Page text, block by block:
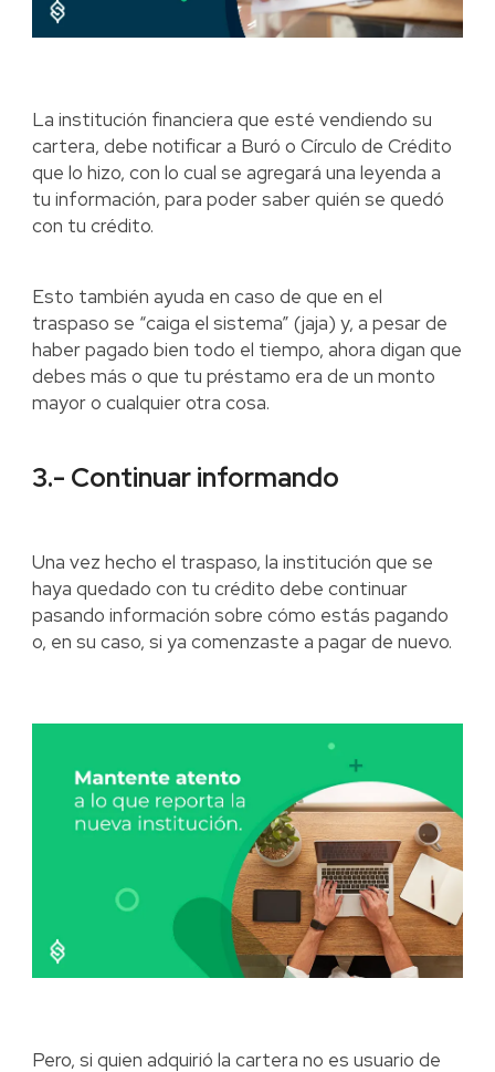
La institución financiera que esté vendiendo su
cartera, debe notificar a Buró o Círculo de Crédito
que lo hizo, con lo cual se agregará una leyenda a
tu información, para poder saber quién se quedó
con tu crédito.
Esto también ayuda en caso de que en el
traspaso se “caiga el sistema” (jaja) y, a pesar de
haber pagado bien todo el tiempo, ahora digan que
debes más o que tu préstamo era de un monto
mayor o cualquier otra cosa.
3.- Continuar informando
Una vez hecho el traspaso, la institución que se
haya quedado con tu crédito debe continuar
pasando información sobre cómo estás pagando
o, en su caso, si ya comenzaste a pagar de nuevo.
Pero, si quien adquirió la cartera no es usuario de